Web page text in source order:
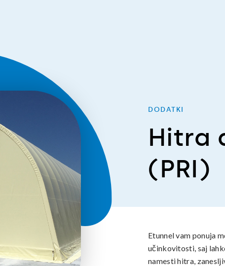
DODATKI
Hitra
(PRI)
Etunnel vam ponuja
učinkovitosti, saj
namesti hitra,